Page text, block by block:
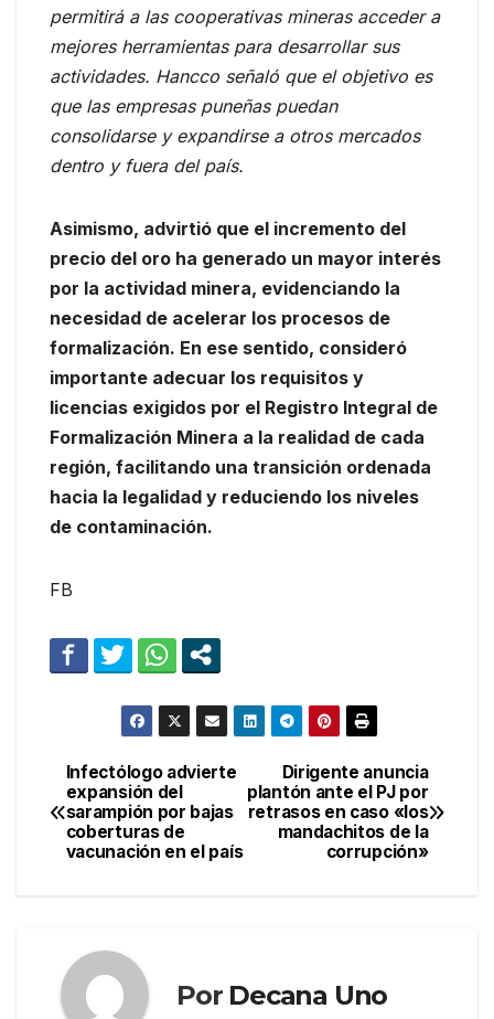
permitirá a las cooperativas mineras acceder a
mejores herramientas para desarrollar sus
actividades. Hancco señaló que el objetivo es
que las empresas puneñas puedan
consolidarse y expandirse a otros mercados
dentro y fuera del país.
Asimismo, advirtió que el incremento del
precio del oro ha generado un mayor interés
por la actividad minera, evidenciando la
necesidad de acelerar los procesos de
formalización. En ese sentido, consideró
importante adecuar los requisitos y
licencias exigidos por el Registro Integral de
Formalización Minera a la realidad de cada
región, facilitando una transición ordenada
hacia la legalidad y reduciendo los niveles
de contaminación.
FB
Navegación
de
Dirigente anuncia
plantón ante el PJ por
retrasos en caso «los
mandachitos de la
corrupción»
Infectólogo advierte
expansión del
sarampión por bajas
coberturas de
vacunación en el país
Por Decana Uno